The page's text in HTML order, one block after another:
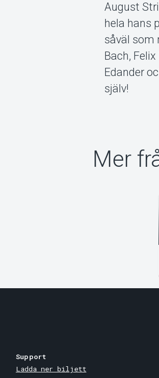
August
hela hans
såväl som
Bach,
Edander
själv!
Mer
Support
Ladda ner biljett